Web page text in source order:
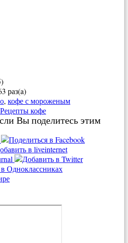
раз(a)
, кофе с мороженым
Рецепты кофе
Вы поделитесь этим